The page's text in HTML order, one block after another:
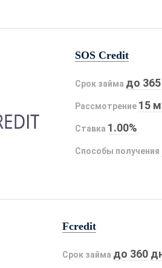
SOS Credit
Срок займа до
Рассмотрение 15
Ставка 1.00%
Способы получения
Fcredit
Срок займа до 360